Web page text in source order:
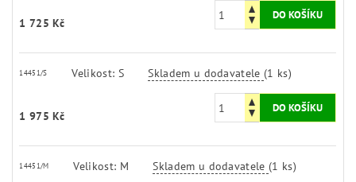
1 725 Kč
14451/S Velikost: S Skladem u dodavatele(1 ks)
1 975 Kč
14451/M Velikost: M Skladem u dodavatele(1 ks)